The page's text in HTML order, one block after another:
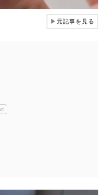
▶元記事を見る